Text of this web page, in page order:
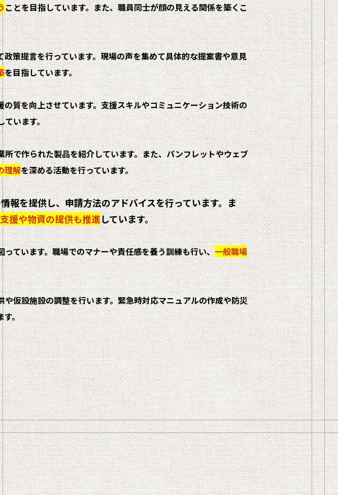
ことを目指しています。また、職員同士が顔の見える関係を築くこ
策提言を行っています。現場の声を集めて具体的な提案書や意見
を目指しています。
質を向上させています。支援スキルやコミュニケーション技術の
ています。
で作られた製品を紹介しています。また、パンフレットやウェブ
理解を深める活動を行っています。
報を提供し、申請方法のアドバイスを行っています。ま
援や物資の提供も推進しています。
っています。職場でのマナーや責任感を養う訓練も行い、一般職場
仮設施設の調整を行います。緊急時対応マニュアルの作成や防災
す。